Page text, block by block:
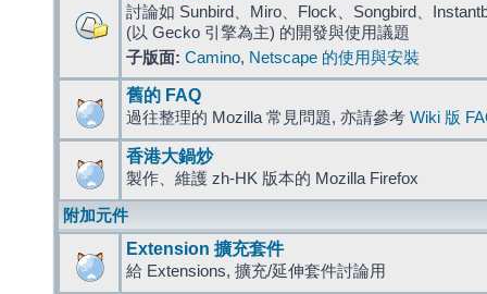
討論如 Sunbird、Miro、Flock、Songbird、
(以 Gecko 引擎為主) 的開發與使用議題
子版面: Camino, Netscape 的使用與安裝
舊的 FAQ
過往整理的 Mozilla 常見問題, 亦請參考 Wiki 版
香港大鍋炒
製作、維護 zh-HK 版本的 Mozilla Firefox
附加元件
Extension 擴充套件
給 Extensions, 擴充/延伸套件討論用